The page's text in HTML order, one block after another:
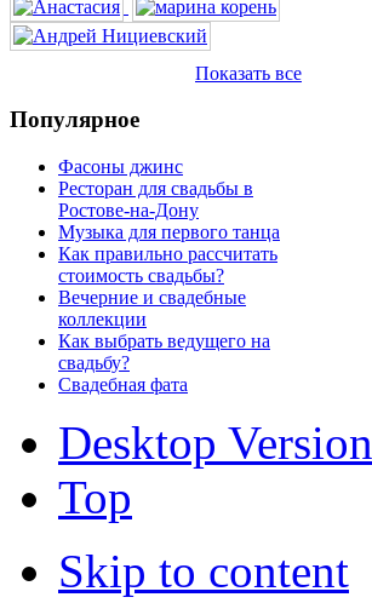
Показать все
Популярное
Фасоны джинс
Ресторан для свадьбы в
Ростове-на-Дону
Музыка для первого танца
Как правильно рассчитать
стоимость свадьбы?
Вечерние и свадебные
коллекции
Как выбрать ведущего на
свадьбу?
Свадебная фата
Desktop Version
Top
Skip to content